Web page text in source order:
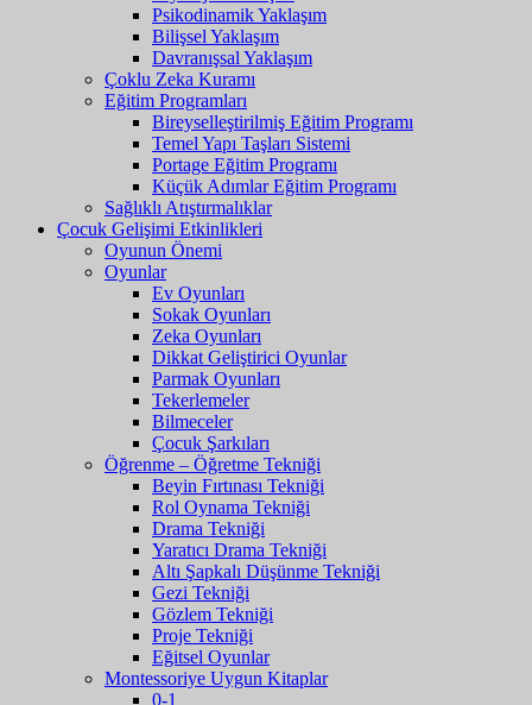
Psikodinamik Yaklaşım
Bilişsel Yaklaşım
Davranışsal Yaklaşım
Çoklu Zeka Kuramı
Eğitim Programları
Bireyselleştirilmiş Eğitim Programı
Temel Yapı Taşları Sistemi
Portage Eğitim Programı
Küçük Adımlar Eğitim Programı
Sağlıklı Atıştırmalıklar
Çocuk Gelişimi Etkinlikleri
Oyunun Önemi
Oyunlar
Ev Oyunları
Sokak Oyunları
Zeka Oyunları
Dikkat Geliştirici Oyunlar
Parmak Oyunları
Tekerlemeler
Bilmeceler
Çocuk Şarkıları
Öğrenme – Öğretme Tekniği
Beyin Fırtınası Tekniği
Rol Oynama Tekniği
Drama Tekniği
Yaratıcı Drama Tekniği
Altı Şapkalı Düşünme Tekniği
Gezi Tekniği
Gözlem Tekniği
Proje Tekniği
Eğitsel Oyunlar
Montessoriye Uygun Kitaplar
0-1